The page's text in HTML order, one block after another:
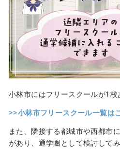
小林市にはフリースクールが1校
>>小林市フリースクール一覧は
また、隣接する都城市や西都市
があり、通学圏として検討してみ